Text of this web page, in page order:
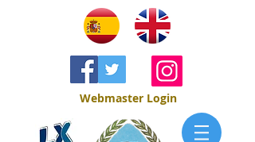
Webmaster Login